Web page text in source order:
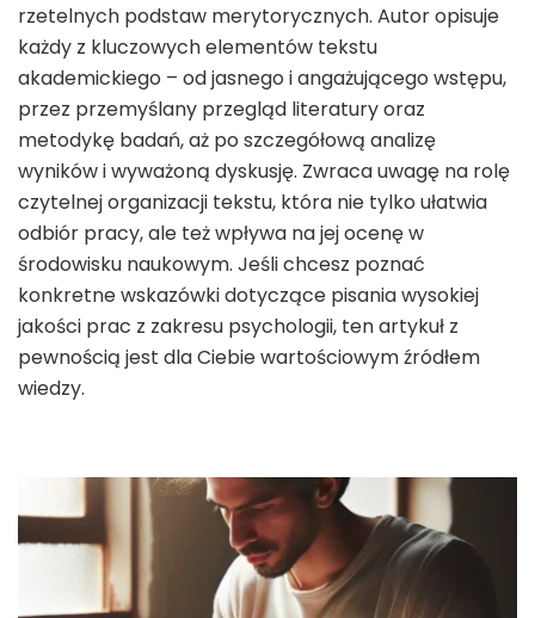
rzetelnych podstaw merytorycznych. Autor opisuje
każdy z kluczowych elementów tekstu
akademickiego – od jasnego i angażującego wstępu,
przez przemyślany przegląd literatury oraz
metodykę badań, aż po szczegółową analizę
wyników i wyważoną dyskusję. Zwraca uwagę na rolę
czytelnej organizacji tekstu, która nie tylko ułatwia
odbiór pracy, ale też wpływa na jej ocenę w
środowisku naukowym. Jeśli chcesz poznać
konkretne wskazówki dotyczące pisania wysokiej
jakości prac z zakresu psychologii, ten artykuł z
pewnością jest dla Ciebie wartościowym źródłem
wiedzy.